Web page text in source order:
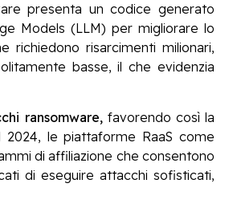
presenta un codice generato
Models (LLM) per migliorare lo
richiedono risarcimenti milionari,
basse, il che evidenzia
ransomware, favorendo così la
le piattaforme RaaS come
di affiliazione che consentono
di eseguire attacchi sofisticati,